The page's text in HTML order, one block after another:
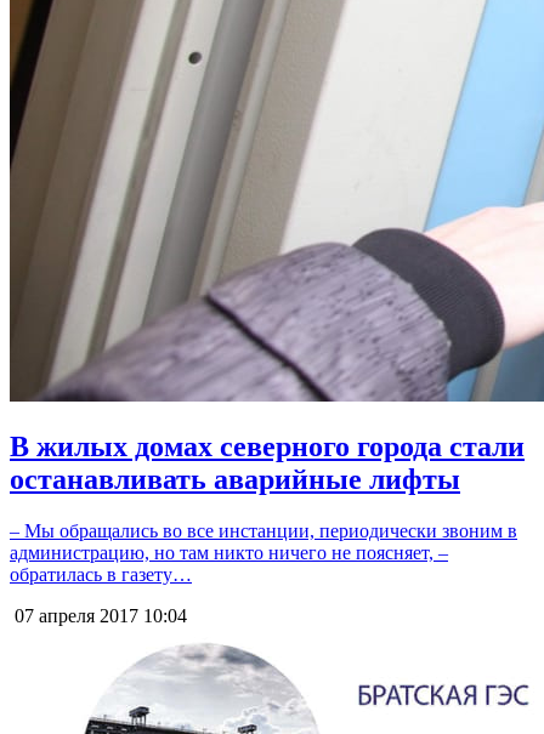
В жилых домах северного города стали
останавливать аварийные лифты
– Мы обращались во все инстанции, периодически звоним в
администрацию, но там никто ничего не поясняет, –
обратилась в газету…
07 апреля 2017 10:04